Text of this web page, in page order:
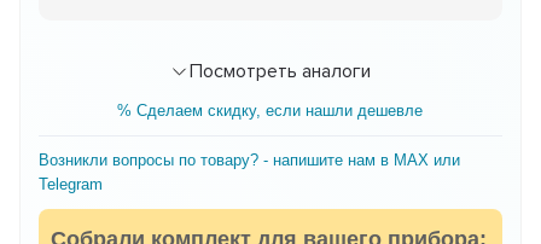
Посмотреть аналоги
% Сделаем скидку, если нашли дешевле
Возникли вопросы по товару? - напишите нам в MAX или
Telegram